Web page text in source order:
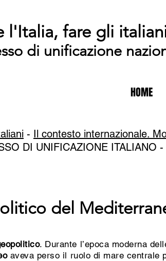
l'Italia, fare gli
di unificazione
HOME
- Il contesto internazionale.
DI UNIFICAZIONE ITALIANO -
del
. Durante l’epoca moderna
aveva perso il ruolo di mare centrale